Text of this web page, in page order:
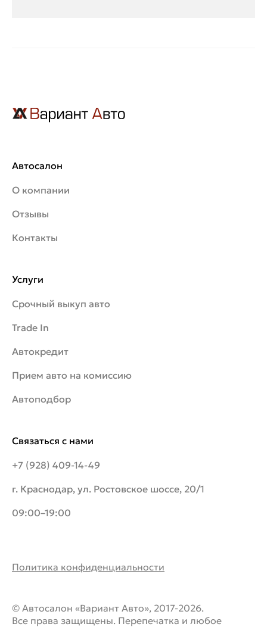
Автосалон
О компании
Отзывы
Контакты
Связаться с нами
+7 (928) 409-14-49
г. Краснодар, ул. Ростовское шоссе, 20/1
09:00–19:00
Услуги
Срочный выкуп авто
Trade In
Автокредит
Прием авто на комиссию
Автоподбор
Политика конфиденциальности
© Автосалон «Вариант Авто», 2017-2026.
Все права защищены. Перепечатка и любое